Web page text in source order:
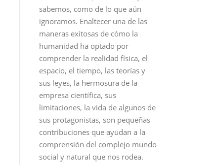
sabemos, como de lo que aún
ignoramos. Enaltecer una de las
maneras exitosas de cómo la
humanidad ha optado por
comprender la realidad física, el
espacio, el tiempo, las teorías y
sus leyes, la hermosura de la
empresa científica, sus
limitaciones, la vida de algunos de
sus protagonistas, son pequeñas
contribuciones que ayudan a la
comprensión del complejo mundo
social y natural que nos rodea.